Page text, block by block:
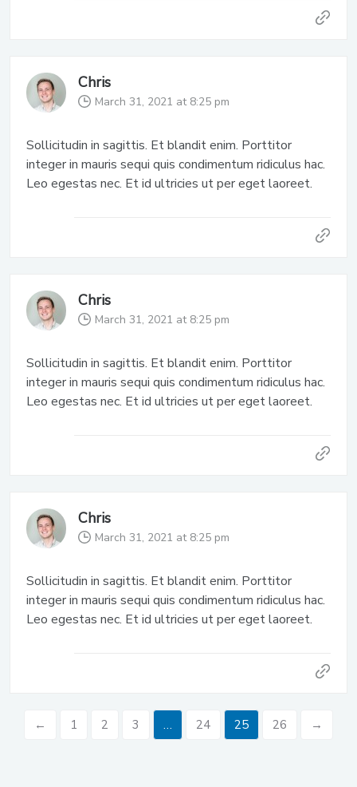
Chris
March 31, 2021 at 8:25 pm
Sollicitudin in sagittis. Et blandit enim. Porttitor
integer in mauris sequi quis condimentum ridiculus hac.
Leo egestas nec. Et id ultricies ut per eget laoreet.
Chris
March 31, 2021 at 8:25 pm
Sollicitudin in sagittis. Et blandit enim. Porttitor
integer in mauris sequi quis condimentum ridiculus hac.
Leo egestas nec. Et id ultricies ut per eget laoreet.
Chris
March 31, 2021 at 8:25 pm
Sollicitudin in sagittis. Et blandit enim. Porttitor
integer in mauris sequi quis condimentum ridiculus hac.
Leo egestas nec. Et id ultricies ut per eget laoreet.
← 1 2 3 … 24 25 26 →